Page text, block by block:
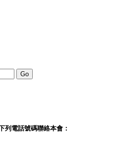
列電話號碼聯絡本會：